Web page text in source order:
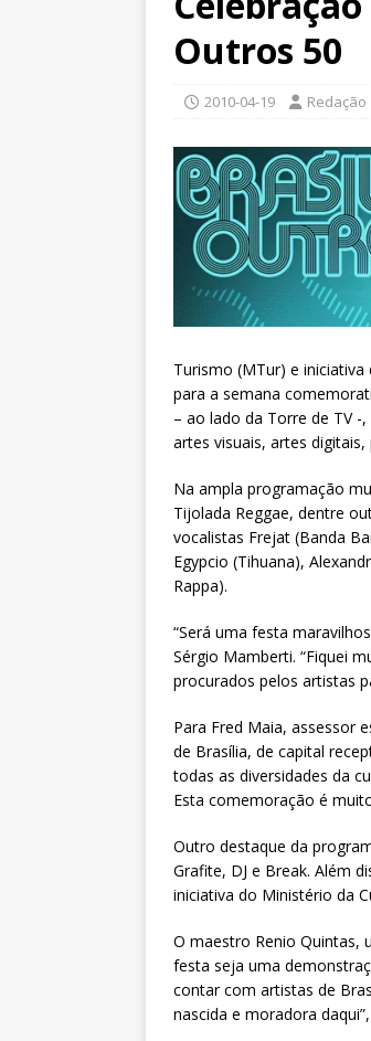
Outros 50
2010-04-19 Redação
Turismo (MTur) e
para a semana
– ao lado da Torre de TV
artes visuais, artes
Na ampla programação
Tijolada Reggae, dentre
vocalistas Frejat (Banda
Egypcio (Tihuana),
Rappa).
“Será uma festa
Sérgio Mamberti. “Fiquei
procurados pelos artistas
Para Fred Maia, assessor
de Brasília, de capital
todas as diversidades da
Esta comemoração é
Outro destaque da
Grafite, DJ e Break. Além
iniciativa do Ministério da
O maestro Renio Quintas,
festa seja uma
contar com artistas de
nascida e moradora